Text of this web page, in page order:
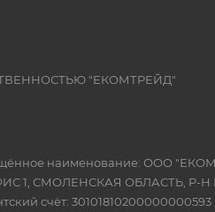
"ЕКОМТРЕЙД"
наименование: ООО
1, СМОЛЕНСКАЯ ОБЛАСТЬ, Р-
счёт: 30101810200000000593